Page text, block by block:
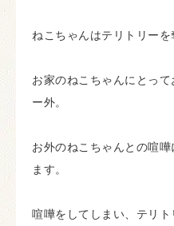
ねこちゃんはテリトリーを
お家のねこちゃんにとっ
ー外。
お外のねこちゃんとの喧
ます。
喧嘩をしてしまい、テリ